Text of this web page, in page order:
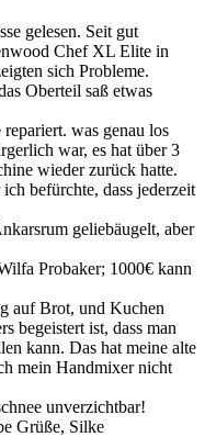
gelesen. Seit gut
Chef XL Elite in
sich Probleme.
Oberteil saß etwas
was genau los
war, es hat über 3
wieder zurück hatte.
befürchte, dass jederzeit
geliebäugelt, aber
Probaker; 1000€ kann
auf Brot, und Kuchen
begeistert ist, dass man
kann. Das hat meine alte
mein Handmixer nicht
unverzichtbar!
Grüße, Silke